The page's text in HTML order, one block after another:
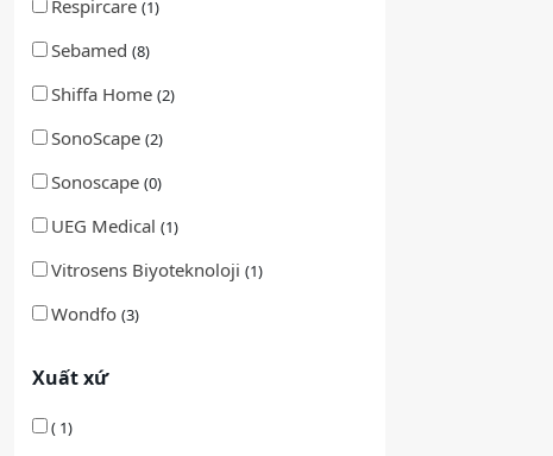
Respircare (1)
Sebamed (8)
Shiffa Home (2)
SonoScape (2)
Sonoscape (0)
UEG Medical (1)
Vitrosens Biyoteknoloji (1)
Wondfo (3)
Xuất xứ
( 1)